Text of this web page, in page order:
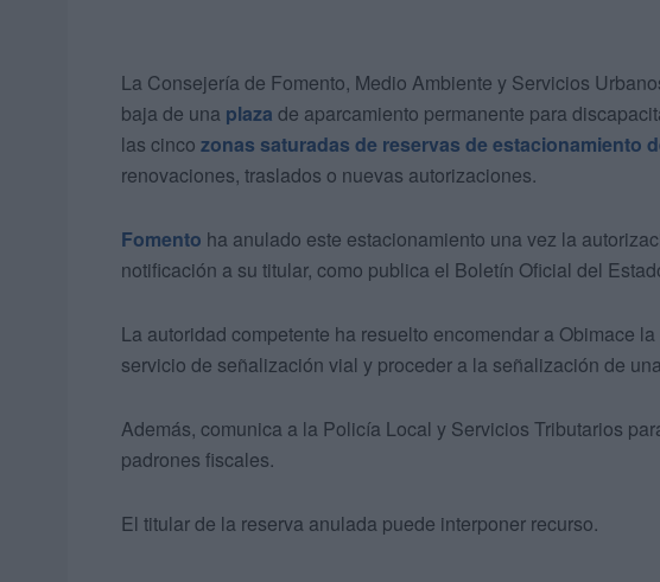
La Consejería de Fomento, Medio Ambiente y Servicios
baja de una plaza de aparcamiento permanente para
las cinco zonas saturadas de reservas de estacionamiento
renovaciones, traslados o nuevas autorizaciones.
Fomento ha anulado este estacionamiento una vez la
notificación a su titular, como publica el Boletín Oficial del
La autoridad competente ha resuelto encomendar a Obimace
servicio de señalización vial y proceder a la señalización de
Además, comunica a la Policía Local y Servicios Tributarios
padrones fiscales.
El titular de la reserva anulada puede interponer recurso.